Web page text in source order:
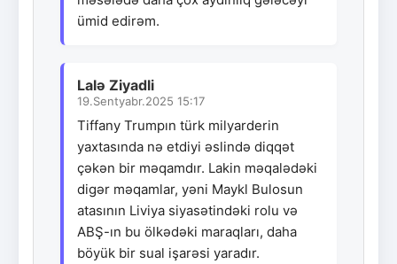
ümid edirəm.
Lalə Ziyadli
19.Sentyabr.2025 15:17
Tiffany Trumpın türk milyarderin
yaxtasında nə etdiyi əslində diqqət
çəkən bir məqamdır. Lakin məqalədəki
digər məqamlar, yəni Maykl Bulosun
atasının Liviya siyasətindəki rolu və
ABŞ-ın bu ölkədəki maraqları, daha
böyük bir sual işarəsi yaradır.